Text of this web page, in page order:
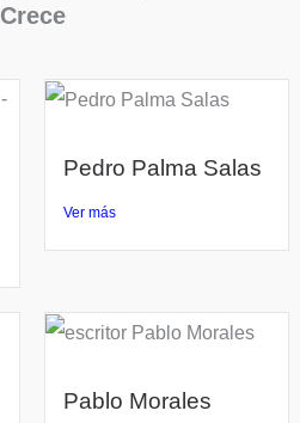
Crece
Pedro Palma Salas
Ver más
Pablo Morales